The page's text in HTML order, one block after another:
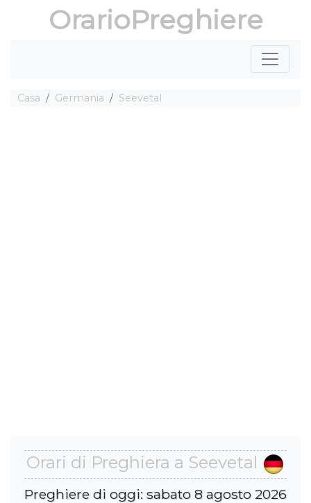
OrarioPreghiere
Casa Germania Seevetal
Orari di Preghiera a Seevetal
Preghiere di oggi: sabato 8 agosto 2026